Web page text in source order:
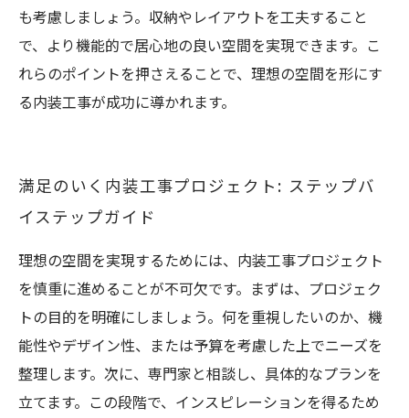
も考慮しましょう。収納やレイアウトを工夫すること
で、より機能的で居心地の良い空間を実現できます。こ
れらのポイントを押さえることで、理想の空間を形にす
る内装工事が成功に導かれます。
満足のいく内装工事プロジェクト: ステップバ
イステップガイド
理想の空間を実現するためには、内装工事プロジェクト
を慎重に進めることが不可欠です。まずは、プロジェク
トの目的を明確にしましょう。何を重視したいのか、機
能性やデザイン性、または予算を考慮した上でニーズを
整理します。次に、専門家と相談し、具体的なプランを
立てます。この段階で、インスピレーションを得るため